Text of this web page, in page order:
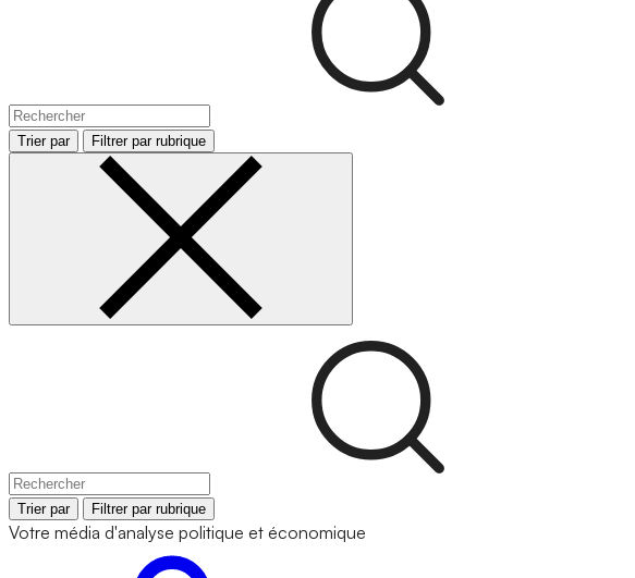
Trier par Filtrer par rubrique
Trier par Filtrer par rubrique
Votre média d'analyse politique et économique